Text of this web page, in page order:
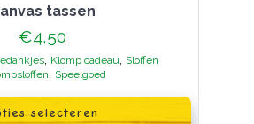
canvas tassen
€4,50
, Klomp cadeau, Sloffen
, Speelgoed
selecteren